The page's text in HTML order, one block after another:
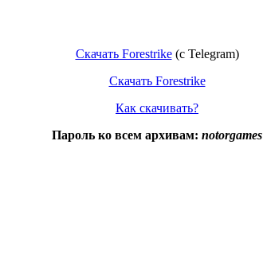
Скачать Forestrike(с Telegram)
Скачать Forestrike
Как скачивать?
Пароль ко всем архивам: notorgames